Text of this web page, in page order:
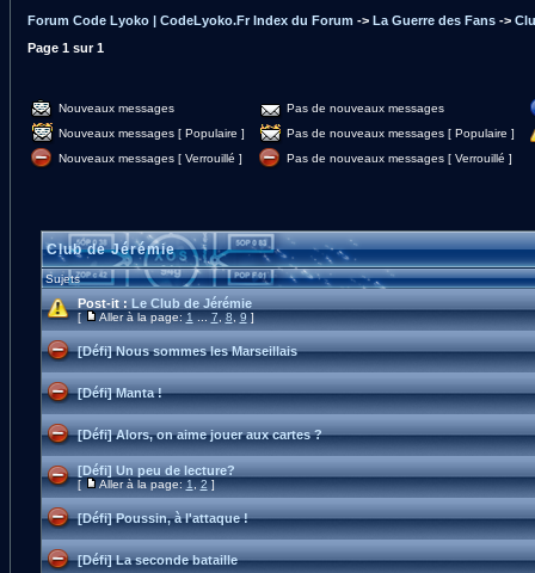
Forum Code Lyoko | CodeLyoko.Fr Index du Forum -> La Guerre des Fans ->
Page 1 sur1
Nouveaux messages
Pas de nouveaux messages
Nouveaux messages [ Populaire ]
Pas de nouveaux messages [ Populaire ]
Nouveaux messages [ Verrouillé ]
Pas de nouveaux messages [ Verrouillé ]
Club de Jérémie
Sujets
Post-it : Le Club de Jérémie
[ Aller à la page:1...7,8,9]
[Défi] Nous sommes les Marseillais
[Défi] Manta !
[Défi] Alors, on aime jouer aux cartes ?
[Défi] Un peu de lecture?
[ Aller à la page:1,2]
[Défi] Poussin, à l'attaque !
[Défi] La seconde bataille